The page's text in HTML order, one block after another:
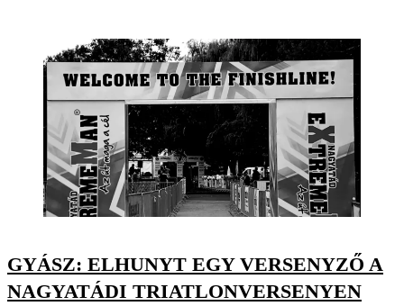
GYÁSZ: ELHUNYT EGY VERSENYZŐ A
NAGYATÁDI TRIATLONVERSENYEN